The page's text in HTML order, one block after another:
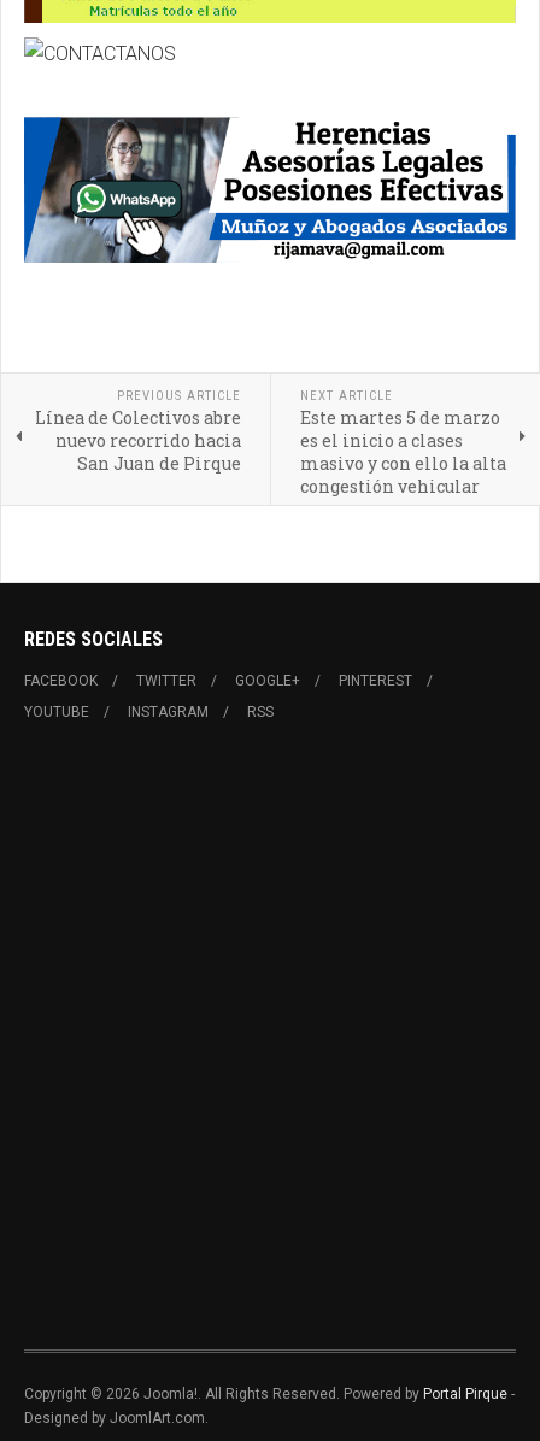
PREVIOUS ARTICLE
Línea de Colectivos abre
nuevo recorrido hacia
San Juan de Pirque
NEXT ARTICLE
Este martes 5 de marzo
es el inicio a clases
masivo y con ello la alta
congestión vehicular
REDES SOCIALES
FACEBOOK TWITTER GOOGLE+
PINTEREST
YOUTUBE
INSTAGRAM RSS
Copyright © 2026 Joomla!. All Rights Reserved. Powered by Portal Pirque -
Designed by JoomlArt.com.